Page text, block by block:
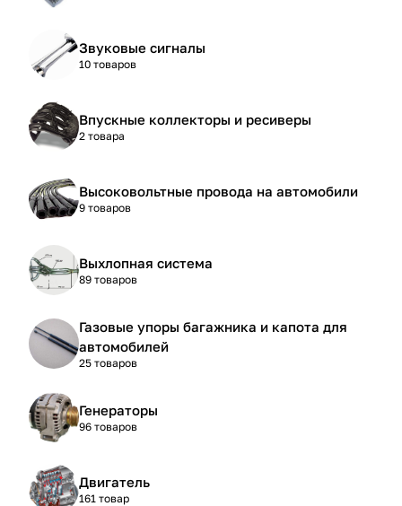
Звуковые сигналы
10 товаров
Впускные коллекторы и ресиверы
2 товара
Высоковольтные провода на автомобили
9 товаров
Выхлопная система
89 товаров
Газовые упоры багажника и капота для
автомобилей
25 товаров
Генераторы
96 товаров
Двигатель
161 товар